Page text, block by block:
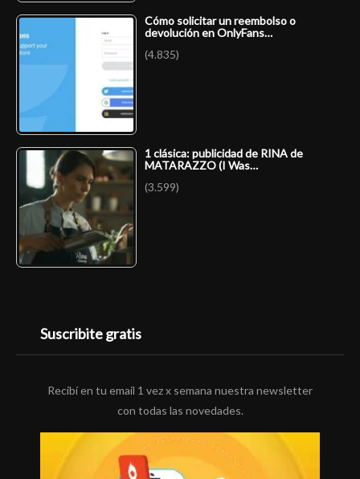
Cómo solicitar un reembolso o
devolución en OnlyFans…
(4.835)
1 clásica: publicidad de RINA de
MATARAZZO (I Was…
(3.599)
Suscribite gratis
Recibí en tu email 1 vez x semana nuestra newsletter
con todas las novedades.